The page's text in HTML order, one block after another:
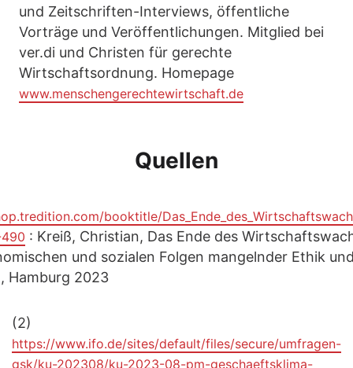
und Zeitschriften-Interviews, öffentliche
Vorträge und Veröffentlichungen. Mitglied bei
ver.di und Christen für gerechte
Wirtschaftsordnung. Homepage
www.menschengerechtewirtschaft.de
Quellen
booktitle/
: Kreiß, Christian, Das Ende des
und sozialen Folgen mangelnder Ethik
Hamburg 2023
(2)
https://www.ifo.de/sites/default/files/secure/umfragen-
gsk/ku-202308/ku-2023-08-pm-geschaeftsklima-